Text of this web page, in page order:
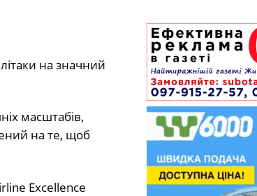
на значний
масштабів,
на те, щоб
Excellence